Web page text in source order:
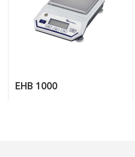
EHB 1000